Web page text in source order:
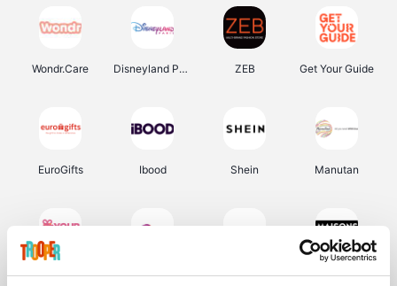
Wondr.Care Disneyland Paris ZEB Get Your Guide
EuroGifts Ibood Shein Manutan